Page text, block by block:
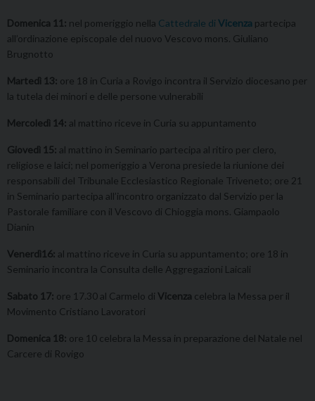
Domenica 11: nel pomeriggio nella Cattedrale di Vicenza partecipa
all’ordinazione episcopale del nuovo Vescovo mons. Giuliano
Brugnotto
Martedì 13: ore 18 in Curia a Rovigo incontra il Servizio diocesano per
la tutela dei minori e delle persone vulnerabili
Mercoledì 14: al mattino riceve in Curia su appuntamento
Giovedì 15: al mattino in Seminario partecipa al ritiro per clero,
religiose e laici; nel pomeriggio a Verona presiede la riunione dei
responsabili del Tribunale Ecclesiastico Regionale Triveneto; ore 21
in Seminario partecipa all’incontro organizzato dal Servizio per la
Pastorale familiare con il Vescovo di Chioggia mons. Giampaolo
Dianin
Venerdì16: al mattino riceve in Curia su appuntamento; ore 18 in
Seminario incontra la Consulta delle Aggregazioni Laicali
Sabato 17: ore 17.30 al Carmelo di Vicenza celebra la Messa per il
Movimento Cristiano Lavoratori
Domenica 18: ore 10 celebra la Messa in preparazione del Natale nel
Carcere di Rovigo